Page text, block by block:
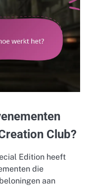
Club?
Edition heeft
die
aan